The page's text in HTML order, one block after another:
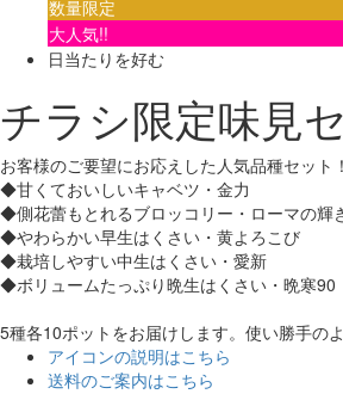
数量限定
大人気!!
日当たりを好む
チラシ限定味見
お客様のご要望にお応えした人気品種セット！
◆甘くておいしいキャベツ・金力
◆側花蕾もとれるブロッコリー・ローマの輝
◆やわらかい早生はくさい・黄よろこび
◆栽培しやすい中生はくさい・愛新
◆ボリュームたっぷり晩生はくさい・晩寒90
5種各10ポットをお届けします。使い勝手の
アイコンの説明はこちら
送料のご案内はこちら